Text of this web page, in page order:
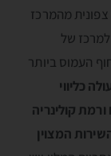
מהמרכז
של
העמוס ביותר
כליווי
קולינריה
המצוין